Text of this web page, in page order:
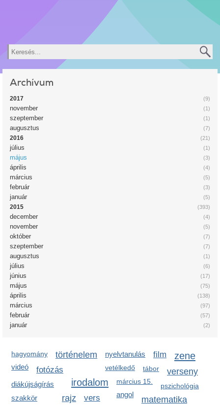
Keresés
Archívum
(9)
2017
(1)
november
(1)
szeptember
(7)
augusztus
(21)
2016
(1)
július
(3)
május
(4)
április
(5)
március
(3)
február
(5)
január
(393)
2015
(4)
december
(5)
november
(7)
október
(7)
szeptember
(1)
augusztus
(6)
július
(17)
június
(75)
május
(138)
április
(97)
március
(57)
február
(2)
január
hagyomány történelem nyelvtanulás film zene
videó vetélkedő
fotózás tábor verseny
irodalom március 15.
diákújságírás pszichológia
angol
rajz vers
szakkör matematika